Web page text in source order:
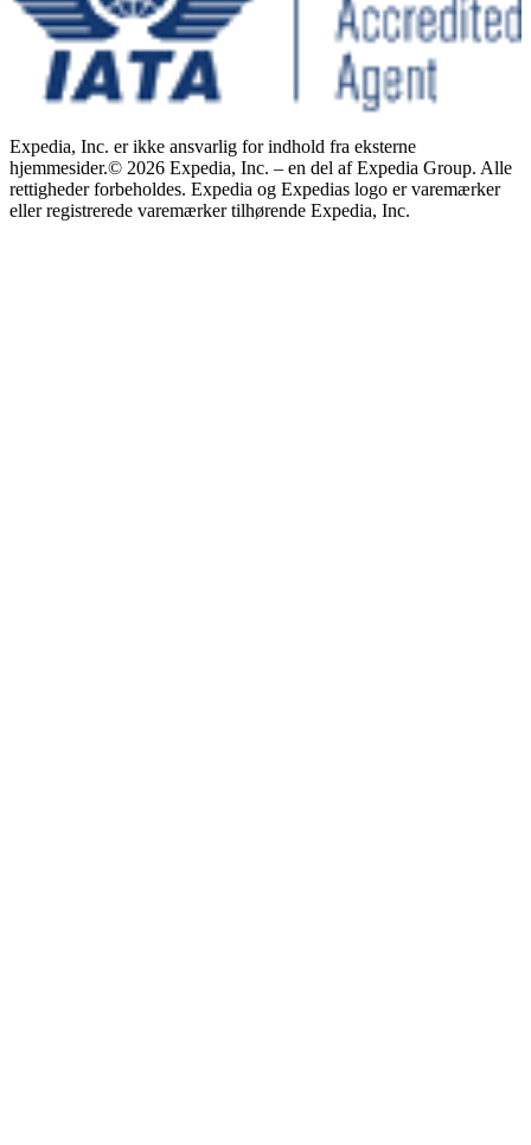
Expedia, Inc. er ikke ansvarlig for indhold fra eksterne
hjemmesider.© 2026 Expedia, Inc. – en del af Expedia Group. Alle
rettigheder forbeholdes. Expedia og Expedias logo er varemærker
eller registrerede varemærker tilhørende Expedia, Inc.